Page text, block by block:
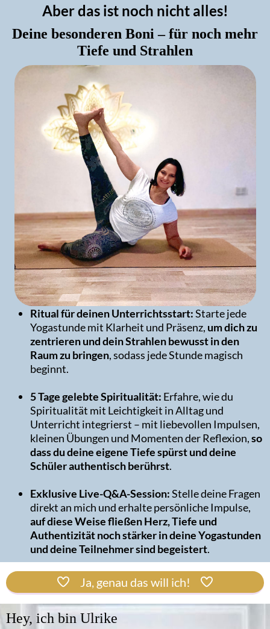
Aber das ist noch nicht alles!
Deine besonderen Boni – für noch mehr
Tiefe und Strahlen
Ritual für deinen Unterrichtsstart:Starte jede
Yogastunde mit Klarheit und Präsenz, um dich zu
zentrieren und dein Strahlen bewusst in den
Raum zu bringen, sodass jede Stunde magisch
beginnt.
5 Tage gelebte Spiritualität: Erfahre, wie du
Spiritualität mit Leichtigkeit in Alltag und
Unterricht integrierst – mit liebevollen Impulsen,
kleinen Übungen und Momenten der Reflexion,so
dass du deine eigene Tiefe spürst und deine
Schüler authentisch berührst.
Exklusive Live-Q&A-Session:Stelle deine Fragen
direkt an mich und erhalte persönliche Impulse,
auf diese Weise fließen Herz, Tiefe und
Authentizität noch stärker in deine Yogastunden
und deine Teilnehmer sind begeistert.
Ja, genau das will ich!
Hey, ich bin Ulrike